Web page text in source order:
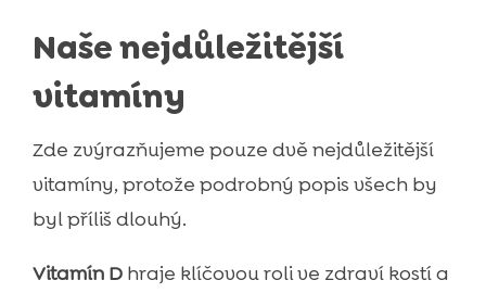
Naše nejdůležitější
vitamíny
Zde zvýrazňujeme pouze dvě nejdůležitější
vitamíny, protože podrobný popis všech by
byl příliš dlouhý.
Vitamín Dhraje klíčovou roli ve zdraví kostí a